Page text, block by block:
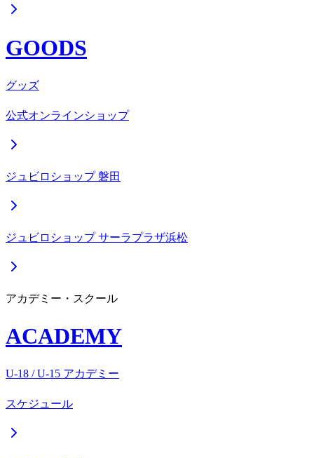
GOODS
グッズ
公式オンラインショップ
ジュビロショップ 磐田
ジュビロショップ サーラプラザ浜松
アカデミー・スクール
ACADEMY
U-18 / U-15 アカデミー
スケジュール